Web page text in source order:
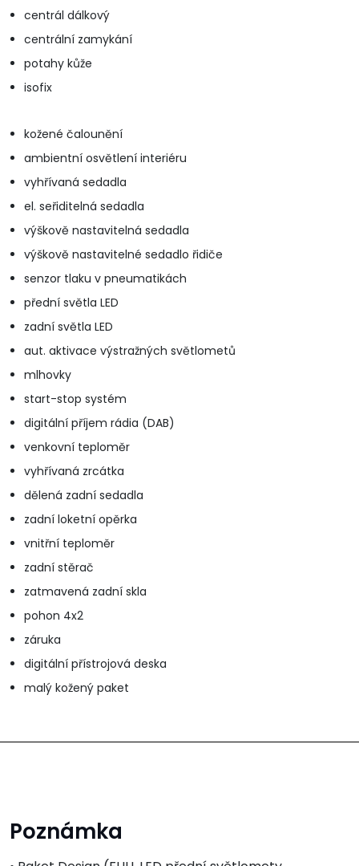
centrál dálkový
centrální zamykání
potahy kůže
isofix
kožené čalounění
ambientní osvětlení interiéru
vyhřívaná sedadla
el. seřiditelná sedadla
výškově nastavitelná sedadla
výškově nastavitelné sedadlo řidiče
senzor tlaku v pneumatikách
přední světla LED
zadní světla LED
aut. aktivace výstražných světlometů
mlhovky
start-stop systém
digitální příjem rádia (DAB)
venkovní teploměr
vyhřívaná zrcátka
dělená zadní sedadla
zadní loketní opěrka
vnitřní teploměr
zadní stěrač
zatmavená zadní skla
pohon 4x2
záruka
digitální přístrojová deska
malý kožený paket
Poznámka